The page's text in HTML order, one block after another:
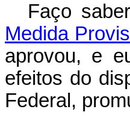
Faço
Medida
aprovou, e
efeitos do
Federal,